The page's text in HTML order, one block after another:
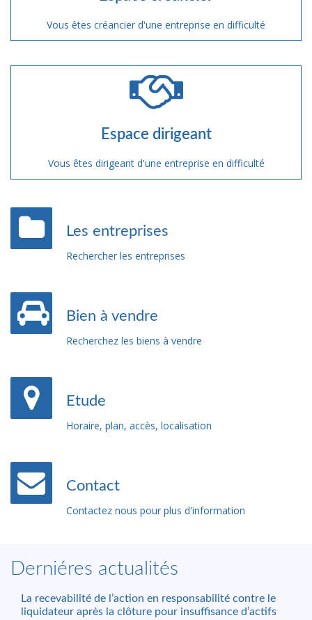
Vous êtes créancier d'une entreprise en difficulté
Espace dirigeant
Vous êtes dirigeant d'une entreprise en difficulté
Les entreprises
Rechercher les entreprises
Bien à vendre
Recherchez les biens à vendre
Etude
Horaire, plan, accès, localisation
Contact
Contactez nous pour plus d'information
Derniéres actualités
La recevabilité de l’action en responsabilité contre le
liquidateur après la clôture pour insuffisance d’actifs